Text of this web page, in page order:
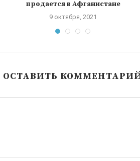
продается в Афганистане
9 октября, 2021
ОСТАВИТЬ